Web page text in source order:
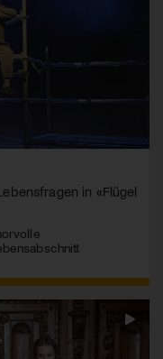
in «Flügel